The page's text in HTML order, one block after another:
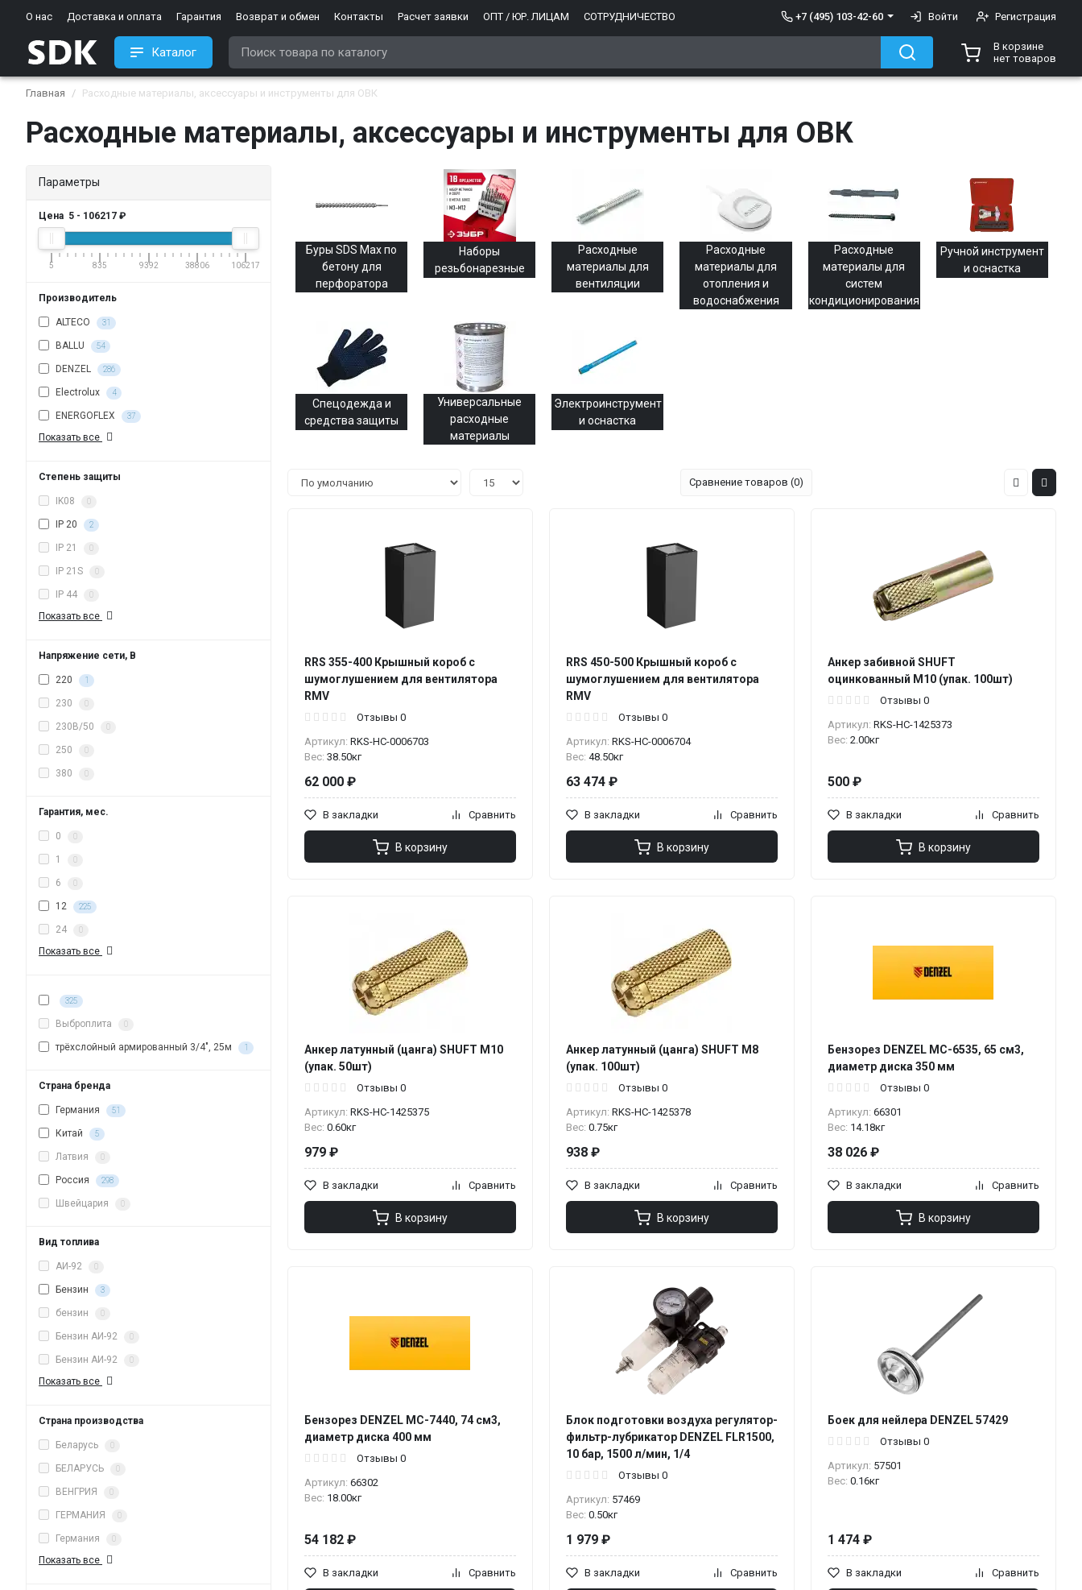
О нас Доставка и оплата Гарантия Возврат и обмен Контакты Расчет заявки ОПТ / ЮР. ЛИЦАМ СОТРУДНИЧЕСТВО +7 (495) 103-42-60 Войти Регистрация
Каталог
В корзине
нет товаров
Главная Расходные материалы, аксессуары и инструменты для ОВК
Расходные материалы, аксессуары и инструменты для ОВК
Параметры
Цена 5 - 106217 ₽
5 835 9392 38806 106217
Производитель
ALTECO 31
BALLU 54
DENZEL 286
Electrolux 4
ENERGOFLEX 37
Показать все
Степень защиты
IK08 0
IP 20 2
IP 21 0
IP 21S 0
IP 44 0
Показать все
Напряжение сети, В
220 1
230 0
230В/50 0
250 0
380 0
Гарантия, мес.
0 0
1 0
6 0
12 225
24 0
Показать все
325
Выброплита 0
трёхслойный армированный 3/4", 25м 1
Страна бренда
Германия 51
Китай 5
Латвия 0
Россия 298
Швейцария 0
Вид топлива
АИ-92 0
Бензин 3
бензин 0
Бензин AИ-92 0
Бензин АИ-92 0
Показать все
Страна производства
Беларусь 0
БЕЛАРУСЬ 0
ВЕНГРИЯ 0
ГЕРМАНИЯ 0
Германия 0
Показать все
Буры SDS Max по
бетону для
перфоратора
Наборы
резьбонарезные
Расходные
материалы для
вентиляции
Расходные
материалы для
отопления и
водоснабжения
Расходные
материалы для
систем
кондиционирования
Ручной инструмент
и оснастка
Спецодежда и
средства защиты
Универсальные
расходные
материалы
Электроинструмент
и оснастка
Сравнение товаров (0)
RRS 355-400 Крышный короб с
шумоглушением для вентилятора
RMV
Отзывы 0
Артикул: RKS-НС-0006703
Вес: 38.50кг
62 000 ₽
В закладки Сравнить
В корзину
RRS 450-500 Крышный короб с
шумоглушением для вентилятора
RMV
Отзывы 0
Артикул: RKS-НС-0006704
Вес: 48.50кг
63 474 ₽
В закладки Сравнить
В корзину
Анкер забивной SHUFT
оцинкованный M10 (упак. 100шт)
Отзывы 0
Артикул: RKS-НС-1425373
Вес: 2.00кг
500 ₽
В закладки Сравнить
В корзину
Анкер латунный (цанга) SHUFT М10
(упак. 50шт)
Отзывы 0
Артикул: RKS-НС-1425375
Вес: 0.60кг
979 ₽
В закладки Сравнить
В корзину
Анкер латунный (цанга) SHUFT М8
(упак. 100шт)
Отзывы 0
Артикул: RKS-НС-1425378
Вес: 0.75кг
938 ₽
В закладки Сравнить
В корзину
Бензорез DENZEL МС-6535, 65 см3,
диаметр диска 350 мм
Отзывы 0
Артикул: 66301
Вес: 14.18кг
38 026 ₽
В закладки Сравнить
В корзину
Бензорез DENZEL МС-7440, 74 см3,
диаметр диска 400 мм
Отзывы 0
Артикул: 66302
Вес: 18.00кг
54 182 ₽
В закладки Сравнить
Блок подготовки воздуха регулятор-
фильтр-лубрикатор DENZEL FLR1500,
10 бар, 1500 л/мин, 1/4
Отзывы 0
Артикул: 57469
Вес: 0.50кг
1 979 ₽
В закладки Сравнить
Боек для нейлера DENZEL 57429
Отзывы 0
Артикул: 57501
Вес: 0.16кг
1 474 ₽
В закладки Сравнить